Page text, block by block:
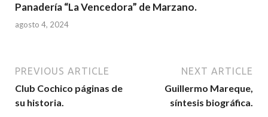
Panadería “La Vencedora” de Marzano.
agosto 4, 2024
PREVIOUS ARTICLE
Club Cochico páginas de
su historia.
NEXT ARTICLE
Guillermo Mareque,
síntesis biográfica.